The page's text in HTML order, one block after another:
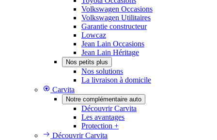
Volkswagen Occasions
Volkswagen Utilitaires
Garantie constructeur
Lowcaz
Jean Lain Occasions
Jean Lain Héritage
Nos petits plus
Nos solutions
La livraison à domicile
Carvita
Notre complémentaire auto
Découvrir Carvita
Les avantages
Protection +
Découvrir Carvita